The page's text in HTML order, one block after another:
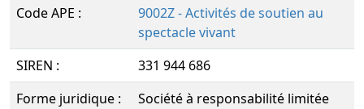
Code APE :
9002Z - Activités de soutien au
spectacle vivant
SIREN :
331 944 686
Forme juridique :
Société à responsabilité limitée